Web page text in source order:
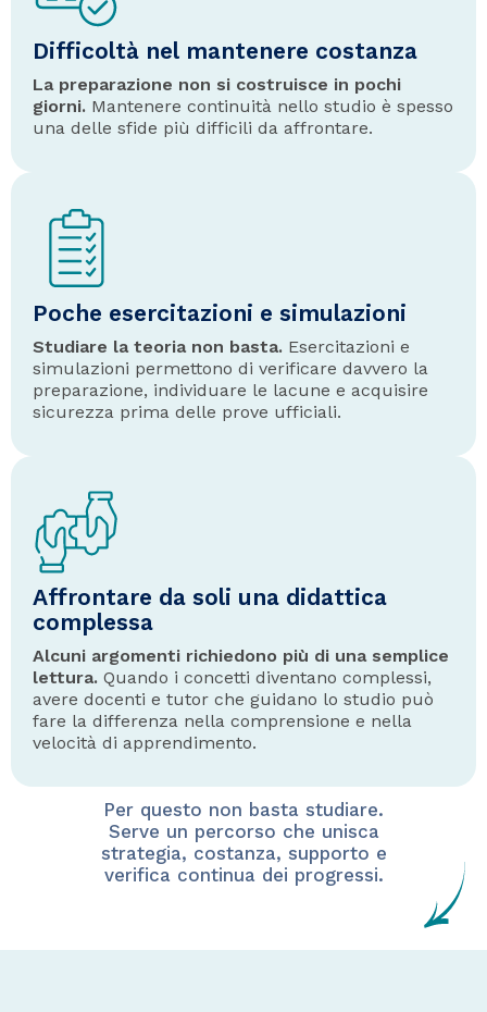
Difficoltà nel mantenere costanza
La preparazione non si costruisce in pochi
giorni. Mantenere continuità nello studio è spesso
una delle sfide più difficili da affrontare.
Poche esercitazioni e simulazioni
Studiare la teoria non basta. Esercitazioni e
simulazioni permettono di verificare davvero la
preparazione, individuare le lacune e acquisire
sicurezza prima delle prove ufficiali.
Affrontare da soli una didattica
complessa
Alcuni argomenti richiedono più di una semplice
lettura. Quando i concetti diventano complessi,
avere docenti e tutor che guidano lo studio può
fare la differenza nella comprensione e nella
velocità di apprendimento.
Per questo non basta studiare.
Serve un percorso che unisca
strategia, costanza, supporto e
verifica continua dei progressi.